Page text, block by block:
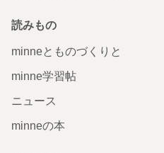
読みもの
minneとものづくりと
minne学習帖
ニュース
minneの本